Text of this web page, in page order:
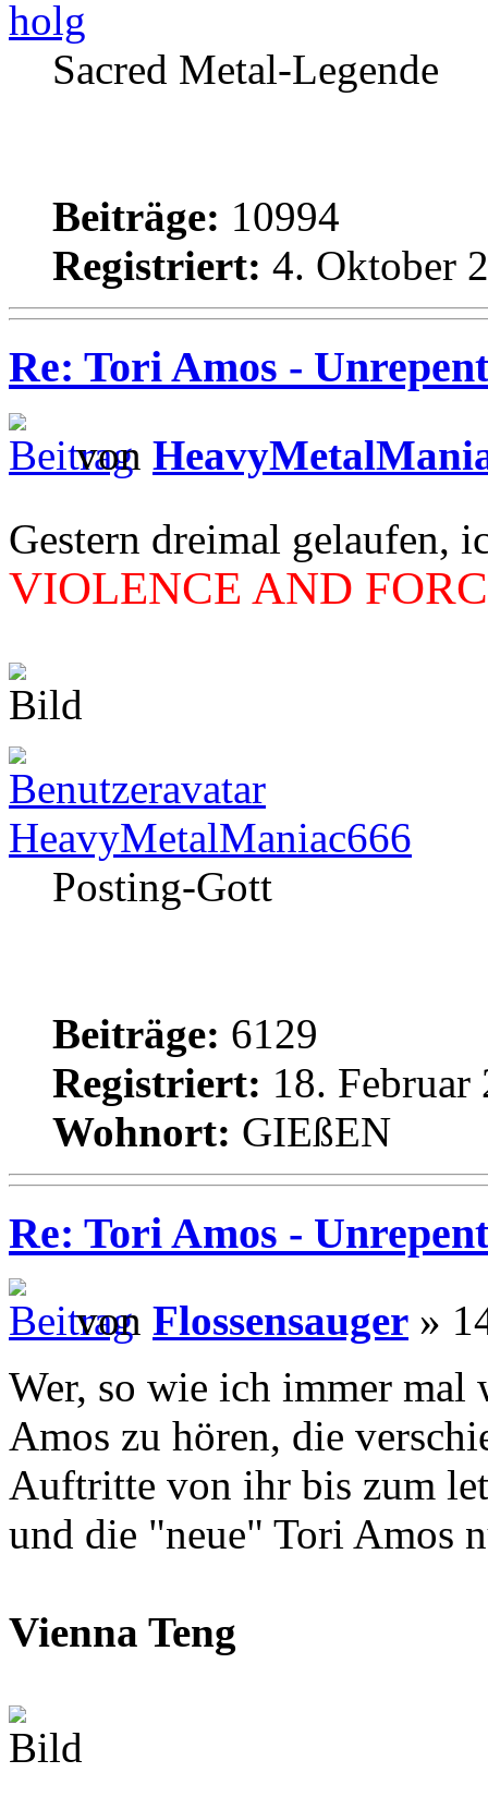
holg
Sacred Metal-Legende
Beiträge: 10994
Registriert: 4. Oktober
Re: Tori Amos -
von
Gestern dreimal gelaufen,
VIOLENCE AND
HeavyMetalManiac666
Posting-Gott
Beiträge: 6129
Registriert: 18. Februar
Wohnort: GIEßEN
Re: Tori Amos -
von Flossensauger »
Wer, so wie ich immer
Amos zu hören, die
Auftritte von ihr bis zum
und die "neue" Tori Amos
Vienna Teng